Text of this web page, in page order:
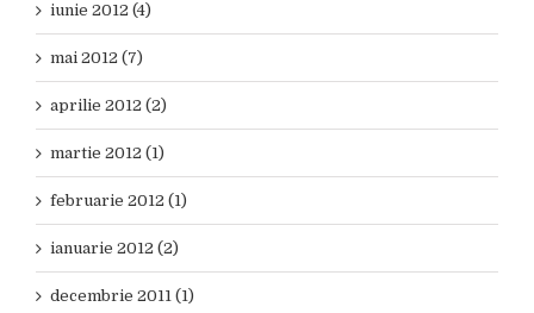
iunie 2012 (4)
mai 2012 (7)
aprilie 2012 (2)
martie 2012 (1)
februarie 2012 (1)
ianuarie 2012 (2)
decembrie 2011 (1)